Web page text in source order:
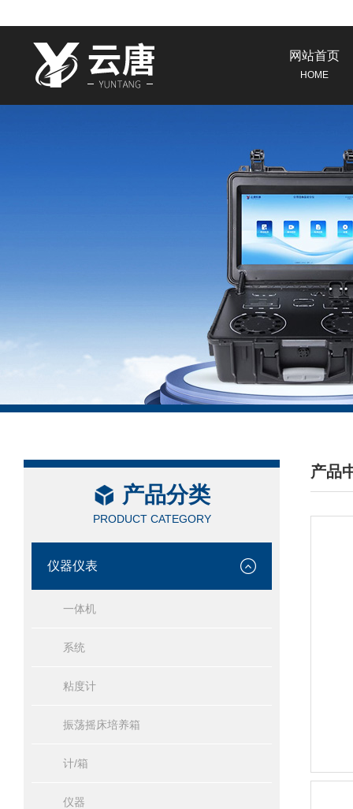
网站首页
HOME
产品分类
PRODUCT CATEGORY
仪器仪表
一体机
系统
粘度计
振荡摇床培养箱
计/箱
仪器
产品
/